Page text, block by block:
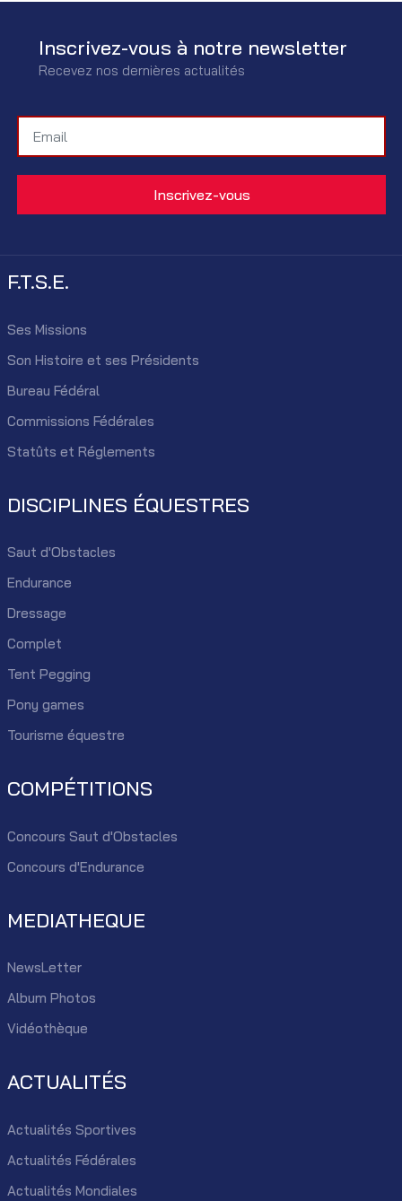
Inscrivez-vous à notre newsletter
Recevez nos dernières actualités
F.T.S.E.
Ses Missions
Son Histoire et ses Présidents
Bureau Fédéral
Commissions Fédérales
Statûts et Réglements
DISCIPLINES ÉQUESTRES
Saut d'Obstacles
Endurance
Dressage
Complet
Tent Pegging
Pony games
Tourisme équestre
COMPÉTITIONS
Concours Saut d'Obstacles
Concours d'Endurance
MEDIATHEQUE
NewsLetter
Album Photos
Vidéothèque
ACTUALITÉS
Actualités Sportives
Actualités Fédérales
Actualités Mondiales